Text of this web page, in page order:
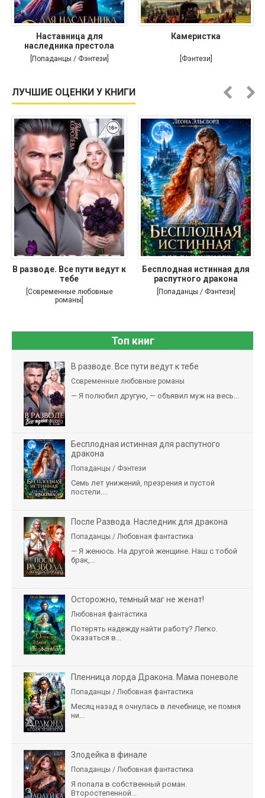
Наставница для
наследника престола
[Попаданцы / Фэнтези]
Камеристка
[Фэнтези]
ЛУЧШИЕ ОЦЕНКИ У КНИГИ
В разводе. Все пути ведут к
тебе
[Современные любовные
романы]
Бесплодная истинная для
распутного дракона
[Попаданцы / Фэнтези]
Топ книг
В разводе. Все пути ведут к тебе
Современные любовные романы
— Я полюбил другую, — объявил муж на весь...
Бесплодная истинная для распутного
дракона
Попаданцы / Фэнтези
Семь лет унижений, презрения и пустой
постели....
После Развода. Наследник для дракона
Попаданцы / Любовная фантастика
— Я женюсь. На другой женщине. Наш с тобой
брак,...
Осторожно, темный маг не женат!
Любовная фантастика
Потерять надежду найти работу? Легко.
Оказаться в...
Пленница лорда Дракона. Мама поневоле
Попаданцы / Любовная фантастика
Месяц назад я очнулась в лечебнице, не помня
ни...
Злодейка в финале
Попаданцы / Любовная фантастика
Я попала в собственный роман.
Второстепенной...